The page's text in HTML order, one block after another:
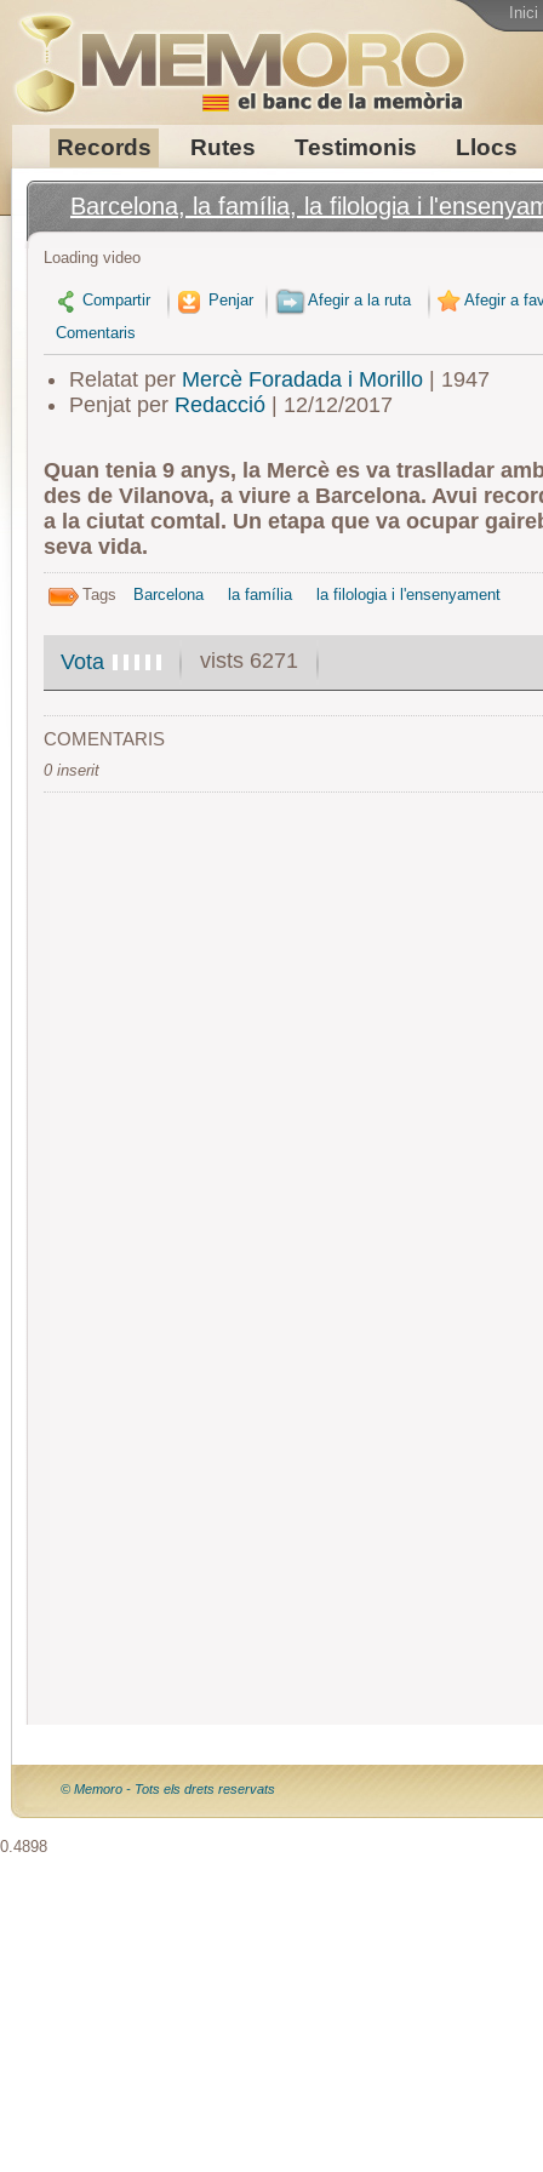
Records Rutes Testimonis Llocs
Inici
Barcelona, la família, la filologia i
Loading video
Compartir Penjar Afegir a la ruta
Afegir a
Comentaris
Relatat per Mercè Foradada i Morillo| 1947
Penjat per Redacció| 12/12/2017
Quan tenia 9 anys, la Mercè es va traslladar
des de Vilanova, a viure a Barcelona. Avui
a la ciutat comtal. Un etapa que va ocupar
seva vida.
Tags Barcelona la família la filologia i l'ensenyament
Vota vists 6271
COMENTARIS
0 inserit
© Memoro - Tots els drets reservats
0.4898